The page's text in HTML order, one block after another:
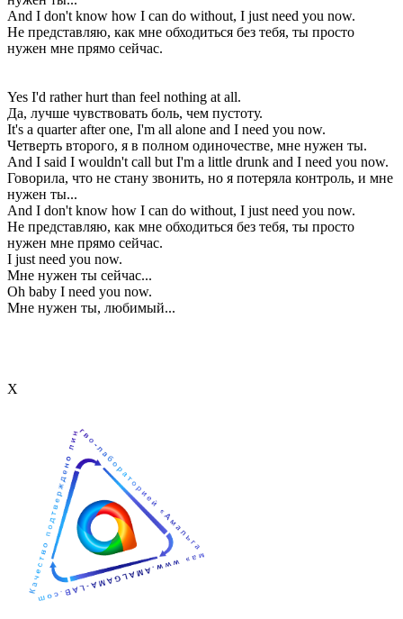
And I don't know how I can do without, I just need you now.
Не представляю, как мне обходиться без тебя, ты просто
нужен мне прямо сейчас.
Yes I'd rather hurt than feel nothing at all.
Да, лучше чувствовать боль, чем пустоту.
It's a quarter after one, I'm all alone and I need you now.
Четверть второго, я в полном одиночестве, мне нужен ты.
And I said I wouldn't call but I'm a little drunk and I need you now.
Говорила, что не стану звонить, но я потеряла контроль, и мне
нужен ты...
And I don't know how I can do without, I just need you now.
Не представляю, как мне обходиться без тебя, ты просто
нужен мне прямо сейчас.
I just need you now.
Мне нужен ты сейчас...
Oh baby I need you now.
Мне нужен ты, любимый...
Х